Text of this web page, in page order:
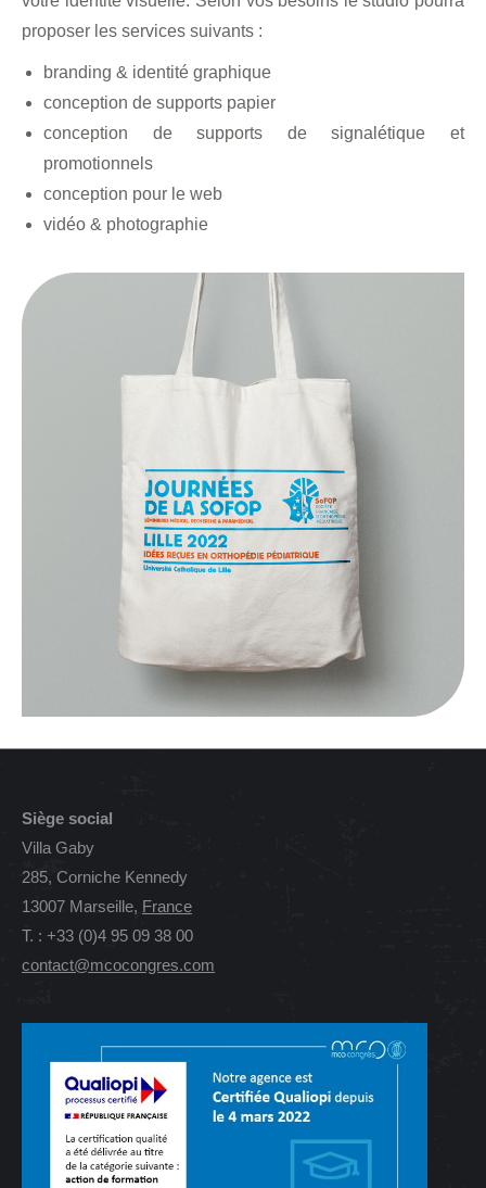
proposer les services suivants :
branding & identité graphique
conception de supports papier
conception de supports de signalétique et
promotionnels
conception pour le web
vidéo & photographie
Siège social
Villa Gaby
285, Corniche Kennedy
13007 Marseille, France
T. : +33 (0)4 95 09 38 00
contact@mcocongres.com